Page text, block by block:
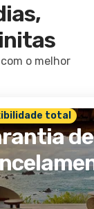
o melhor
total
de